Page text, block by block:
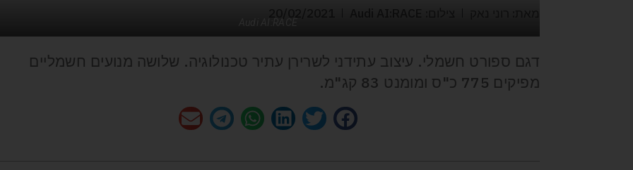
Audi AI:RACE
דגם ספורט חשמלי. עיצוב עתידני לשרירן עתיר טכנולוגיה. שלושה מנועים חשמליים
מפיקים 775 כ"ס ומומנט 83 קג"מ.